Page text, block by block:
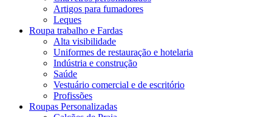
Artigos para fumadores
Leques
Roupa trabalho e Fardas
Alta visibilidade
Uniformes de restauração e hotelaria
Indústria e construção
Saúde
Vestuário comercial e de escritório
Profissões
Roupas Personalizadas